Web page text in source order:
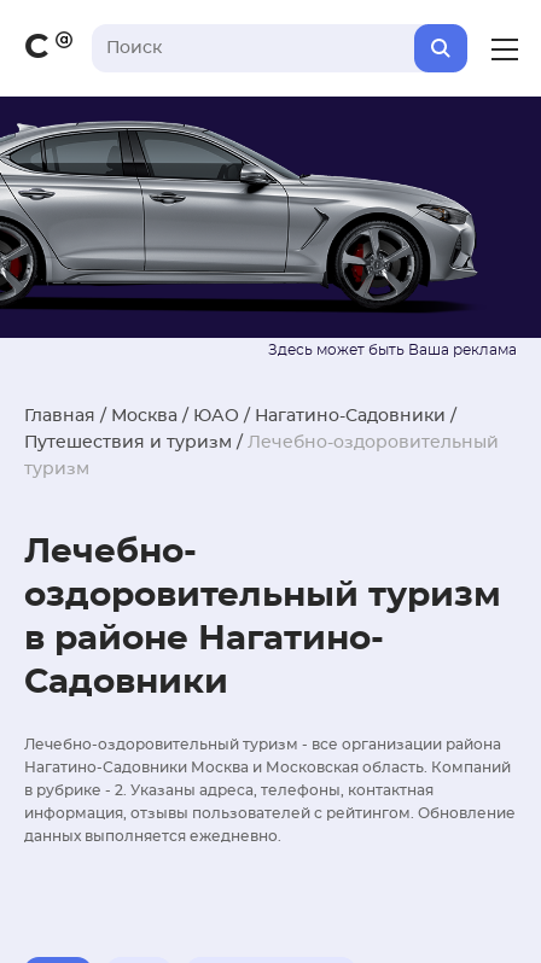
С
Главная / Москва / ЮАО / Нагатино-Садовники /
Путешествия и туризм / Лечебно-оздоровительный
туризм
Лечебно-
оздоровительный туризм
в районе Нагатино-
Садовники
Лечебно-оздоровительный туризм - все организации района
Нагатино-Садовники Москва и Московская область. Компаний
в рубрике - 2. Указаны адреса, телефоны, контактная
информация, отзывы пользователей с рейтингом. Обновление
данных выполняется ежедневно.